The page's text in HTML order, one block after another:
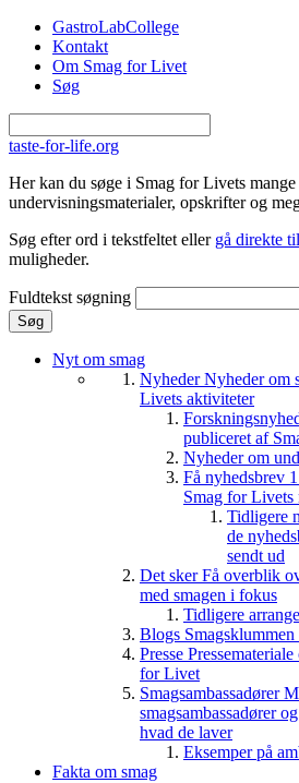
Gå til hovedindhold
GastroLabCollege
Kontakt
Om Smag for Livet
Søg
taste-for-life.org
Her kan du søge i Smag for Livets mange
undervisningsmaterialer, opskrifter og
Søg efter ord i tekstfeltet eller gå direkte
muligheder.
Fuldtekst søgning
Nyt om smag
NyhederNyheder om
Livets aktiviteter
publiceret af
Nyheder om
Få nyhedsbrev
Smag for Livets
Tidligere
de
sendt ud
Det skerFå overblik
med smagen i fokus
Tidligere
Blogs
Presse
for Livet
Smagsambassadører
smagsambassadører
hvad de laver
Eksemper på
Fakta om smag